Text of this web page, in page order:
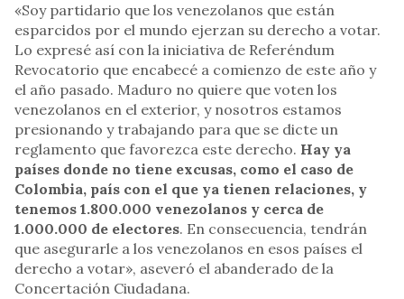
«Soy partidario que los venezolanos que están
esparcidos por el mundo ejerzan su derecho a votar.
Lo expresé así con la iniciativa de Referéndum
Revocatorio que encabecé a comienzo de este año y
el año pasado. Maduro no quiere que voten los
venezolanos en el exterior, y nosotros estamos
presionando y trabajando para que se dicte un
reglamento que favorezca este derecho. Hay ya
países donde no tiene excusas, como el caso de
Colombia, país con el que ya tienen relaciones, y
tenemos 1.800.000 venezolanos y cerca de
1.000.000 de electores. En consecuencia, tendrán
que asegurarle a los venezolanos en esos países el
derecho a votar», aseveró el abanderado de la
Concertación Ciudadana.